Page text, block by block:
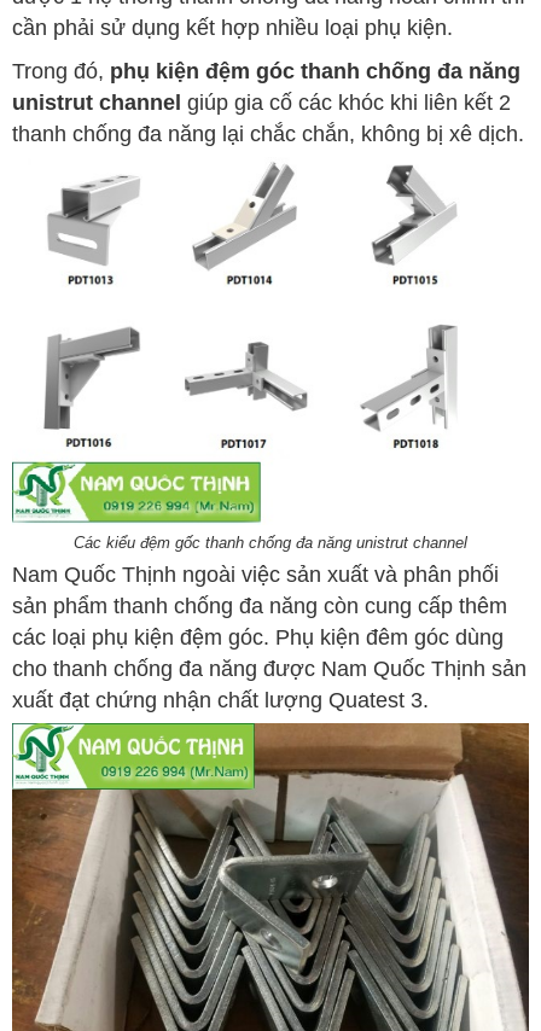
cần phải sử dụng kết hợp nhiều loại phụ kiện.
Trong đó, phụ kiện đệm góc thanh chống đa năng
unistrut channel giúp gia cố các khóc khi liên kết 2
thanh chống đa năng lại chắc chắn, không bị xê dịch.
Các kiểu đệm gốc thanh chống đa năng unistrut channel
Nam Quốc Thịnh ngoài việc sản xuất và phân phối
sản phẩm thanh chống đa năng còn cung cấp thêm
các loại phụ kiện đệm góc. Phụ kiện đêm góc dùng
cho thanh chống đa năng được Nam Quốc Thịnh sản
xuất đạt chứng nhận chất lượng Quatest 3.